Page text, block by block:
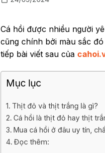
Cá hồi được nhiều người
cũng chính bởi màu sắc
tiếp bài viết sau của
Mục lục
Thịt đỏ và thịt trắng là gì?
Cá hồi là thịt đỏ hay thịt
Mua cá hồi ở đâu uy tín,
Đọc thêm: